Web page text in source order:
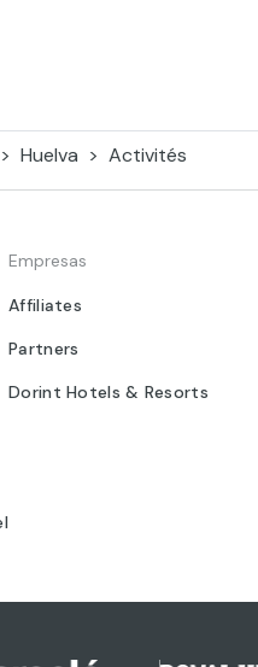
Huelva Activités
Empresas
Affiliates
Partners
Dorint Hotels & Resorts